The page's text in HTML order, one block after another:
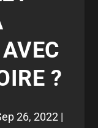
?
26, 2022|